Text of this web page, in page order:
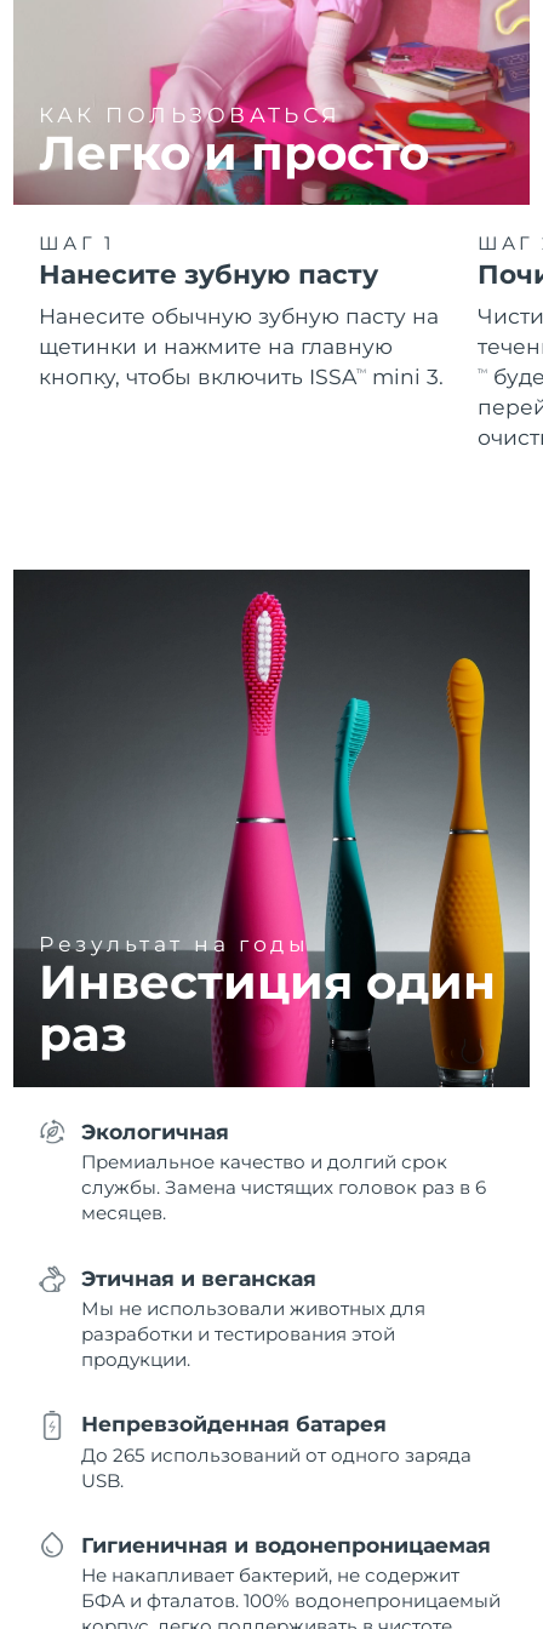
КАК ПОЛЬЗОВАТЬСЯ
Легко и просто
ШАГ 1
Нанесите зубную пасту
Нанесите обычную зубную пасту на
щетинки и нажмите на главную
кнопку, чтобы включить ISSATM mini 3.
ШАГ
TM
Результат на годы
Инвестиция один
раз
Экологичная
Премиальное качество и долгий срок
службы. Замена чистящих головок раз в 6
месяцев.
Этичная и веганская
Мы не использовали животных для
разработки и тестирования этой
продукции.
Непревзойденная батарея
До 265 использований от одного заряда
USB.
Гигиеничная и водонепроницаемая
Не накапливает бактерий, не содержит
БФА и фталатов. 100% водонепроницаемый